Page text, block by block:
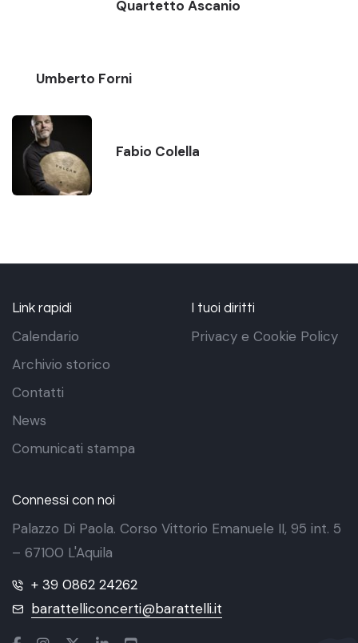
Quartetto Ascanio
Umberto Forni
Fabio Colella
Link rapidi
Calendario
Archivio storico
Contatti
News
Comunicati stampa
I tuoi diritti
Privacy e Cookie Policy
Connessi con noi
Palazzo Di Paola. Corso Vittorio Emanuele II, 95 int. 5
– 67100 L'Aquila
+ 39 0862 24262
barattelliconcerti@barattelli.it